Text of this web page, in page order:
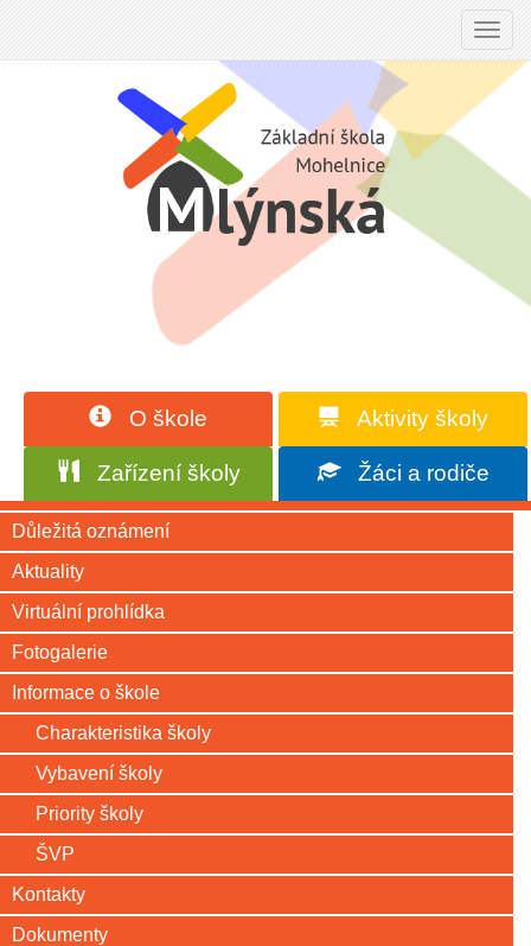
O škole Aktivity školy
Zařízení školy Žáci a rodiče
Důležitá oznámení
Aktuality
Virtuální prohlídka
Fotogalerie
Informace o škole
Charakteristika školy
Vybavení školy
Priority školy
ŠVP
Kontakty
Dokumenty